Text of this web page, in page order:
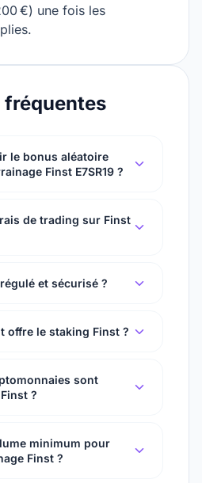
€) une fois les
fréquentes
le bonus aléatoire
Finst E7SR19 ?
de trading sur Finst
et sécurisé ?
offre le staking Finst ?
sont
?
minimum pour
Finst ?